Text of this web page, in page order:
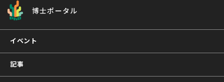
博士ポータル
イベント
記事